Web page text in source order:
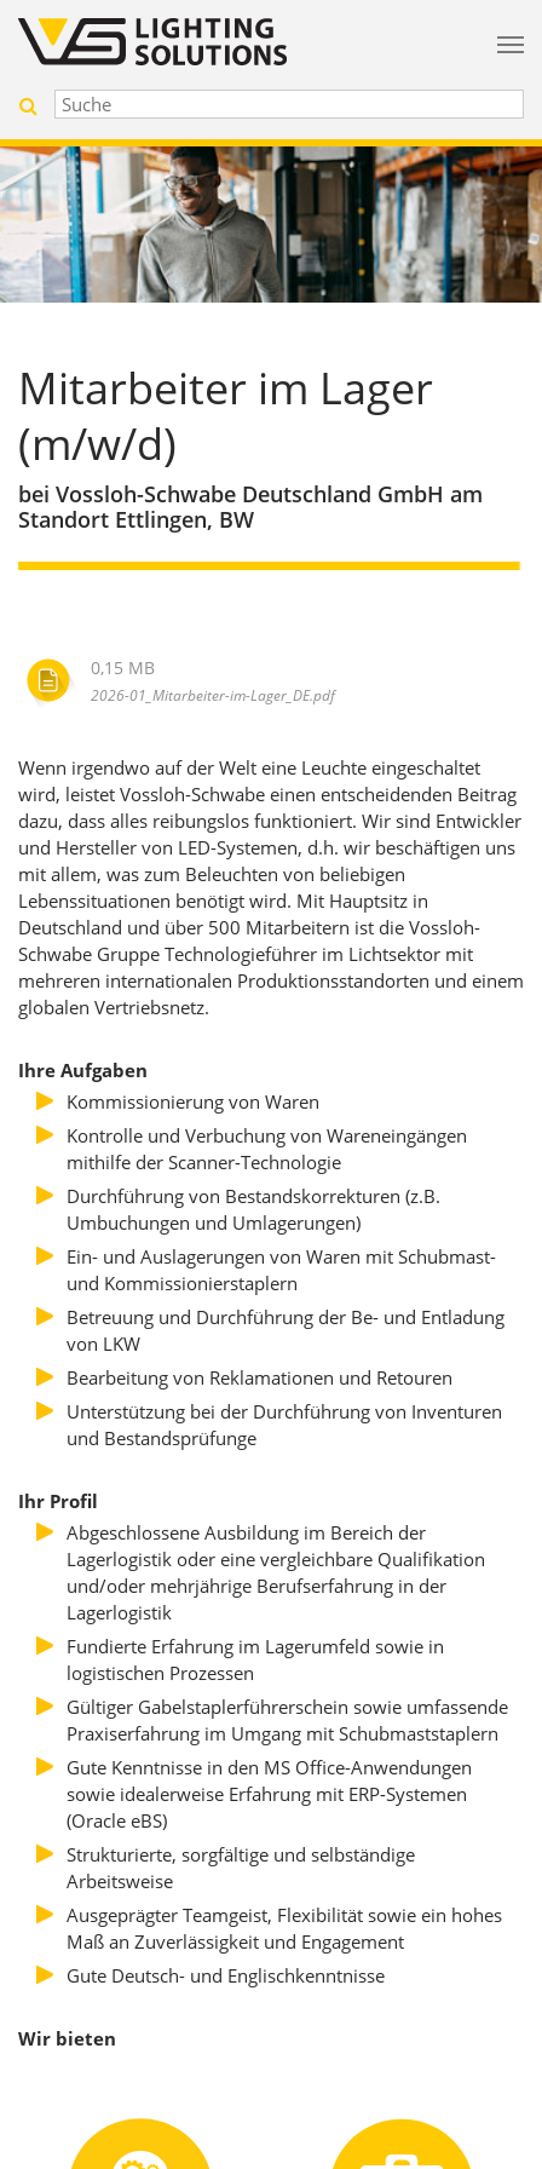
Mitarbeiter im Lager
(m/w/d)
bei Vossloh-Schwabe Deutschland GmbH am
Standort Ettlingen, BW
0,15 MB
2026-01_Mitarbeiter-im-Lager_DE.pdf
Wenn irgendwo auf der Welt eine Leuchte eingeschaltet
wird, leistet Vossloh-Schwabe einen entscheidenden Beitrag
dazu, dass alles reibungslos funktioniert. Wir sind Entwickler
und Hersteller von LED-Systemen, d.h. wir beschäftigen uns
mit allem, was zum Beleuchten von beliebigen
Lebenssituationen benötigt wird. Mit Hauptsitz in
Deutschland und über 500 Mitarbeitern ist die Vossloh-
Schwabe Gruppe Technologieführer im Lichtsektor mit
mehreren internationalen Produktionsstandorten und einem
globalen Vertriebsnetz.
Ihre Aufgaben
Kommissionierung von Waren
Kontrolle und Verbuchung von Wareneingängen
mithilfe der Scanner-Technologie
Durchführung von Bestandskorrekturen (z.B.
Umbuchungen und Umlagerungen)
Ein- und Auslagerungen von Waren mit Schubmast-
und Kommissionierstaplern
Betreuung und Durchführung der Be- und Entladung
von LKW
Bearbeitung von Reklamationen und Retouren
Unterstützung bei der Durchführung von Inventuren
und Bestandsprüfunge
Ihr Profil
Abgeschlossene Ausbildung im Bereich der
Lagerlogistik oder eine vergleichbare Qualifikation
und/oder mehrjährige Berufserfahrung in der
Lagerlogistik
Fundierte Erfahrung im Lagerumfeld sowie in
logistischen Prozessen
Gültiger Gabelstaplerführerschein sowie umfassende
Praxiserfahrung im Umgang mit Schubmaststaplern
Gute Kenntnisse in den MS Office-Anwendungen
sowie idealerweise Erfahrung mit ERP-Systemen
(Oracle eBS)
Strukturierte, sorgfältige und selbständige
Arbeitsweise
Ausgeprägter Teamgeist, Flexibilität sowie ein hohes
Maß an Zuverlässigkeit und Engagement
Gute Deutsch- und Englischkenntnisse
Wir bieten